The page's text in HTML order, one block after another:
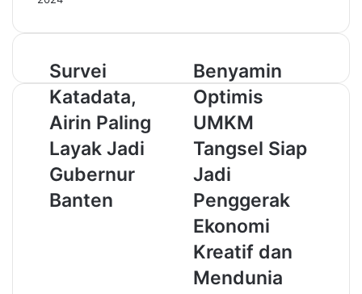
S
u
r
v
K
a
t
Survei
Katadata,
Airin Paling
Layak Jadi
Gubernur
Banten
B
e
n
y
n
O
p
t
m
i
Benyamin
Optimis
UMKM
Tangsel Siap
Jadi
Penggerak
Ekonomi
Kreatif dan
Mendunia